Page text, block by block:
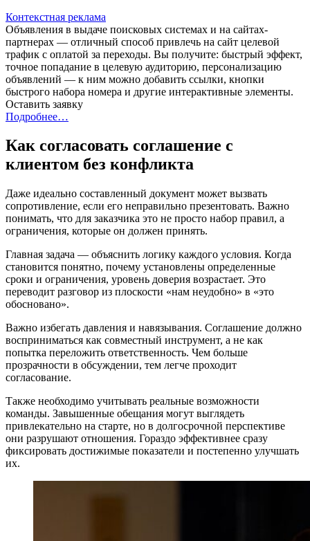
Контекстная реклама
Объявления в выдаче поисковых системах и на сайтах-
партнерах — отличный способ привлечь на сайт целевой
трафик с оплатой за переходы. Вы получите: быстрый эффект,
точное попадание в целевую аудиторию, персонализацию
объявлений — к ним можно добавить ссылки, кнопки
быстрого набора номера и другие интерактивные элементы.
Оставить заявку
Подробнее…
Как согласовать соглашение с
клиентом без конфликта
Даже идеально составленный документ может вызвать
сопротивление, если его неправильно презентовать. Важно
понимать, что для заказчика это не просто набор правил, а
ограничения, которые он должен принять.
Главная задача — объяснить логику каждого условия. Когда
становится понятно, почему установлены определенные
сроки и ограничения, уровень доверия возрастает. Это
переводит разговор из плоскости «нам неудобно» в «это
обосновано».
Важно избегать давления и навязывания. Соглашение должно
восприниматься как совместный инструмент, а не как
попытка переложить ответственность. Чем больше
прозрачности в обсуждении, тем легче проходит
согласование.
Также необходимо учитывать реальные возможности
команды. Завышенные обещания могут выглядеть
привлекательно на старте, но в долгосрочной перспективе
они разрушают отношения. Гораздо эффективнее сразу
фиксировать достижимые показатели и постепенно улучшать
их.